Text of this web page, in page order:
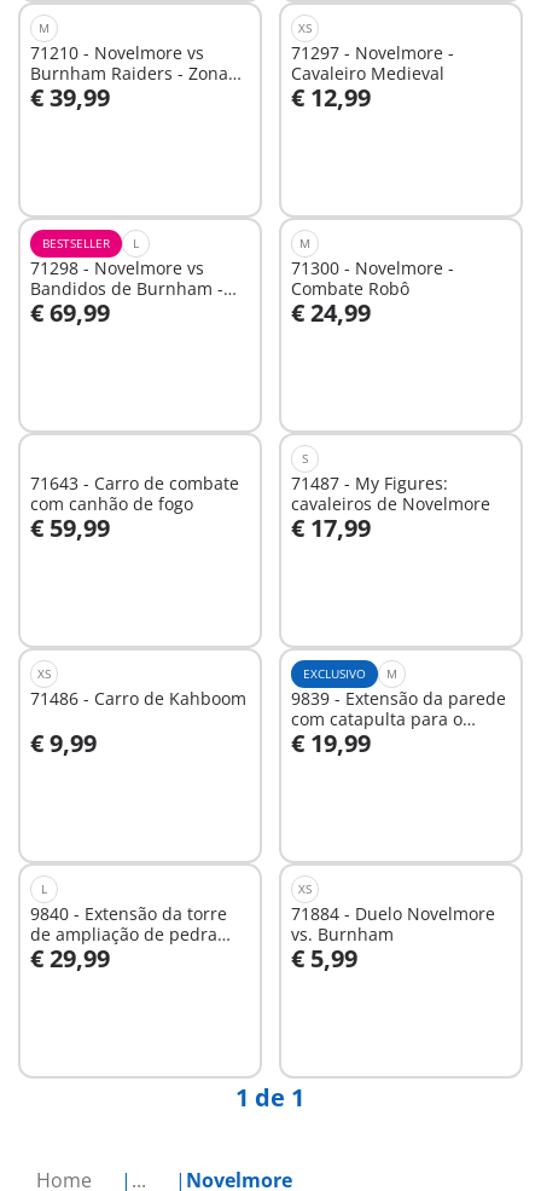
Home ... Novelmore
M
71210 - Novelmore vs
Burnham Raiders - Zona
de batalha
€ 39,99
XS
71297 - Novelmore -
Cavaleiro Medieval
€ 12,99
Ao carrinho
BESTSELLER L
71298 - Novelmore vs
Bandidos de Burnham -
Torneio
€ 69,99
M
71300 - Novelmore -
Combate Robô
€ 24,99
71643 - Carro de combate
com canhão de fogo
€ 59,99
Ao carrinho
S
71487 - My Figures:
cavaleiros de Novelmore
€ 17,99
XS
71486 - Carro de Kahboom
€ 9,99
EXCLUSIVO M
9839 - Extensão da parede
com catapulta para o
Grande Castelo de
Novelmore
€ 19,99
Ao carrinho
L
9840 - Extensão da torre
de ampliação de pedra
para o Grande Castelo de
Novelmore
€ 29,99
Ao carrinho
XS
71884 - Duelo Novelmore
vs. Burnham
€ 5,99
Ao carrinho
1 de 1